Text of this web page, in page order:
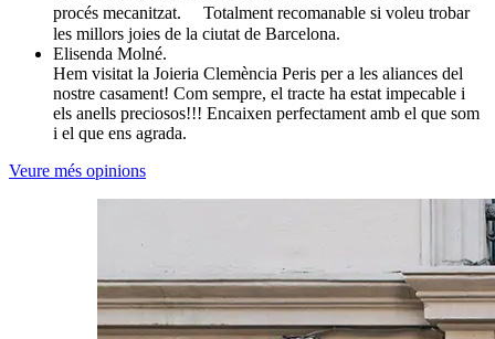
procés mecanitzat. Totalment recomanable si voleu trobar
les millors joies de la ciutat de Barcelona.
Elisenda Molné.
Hem visitat la Joieria Clemència Peris per a les aliances del
nostre casament! Com sempre, el tracte ha estat impecable i
els anells preciosos!!! Encaixen perfectament amb el que som
i el que ens agrada.
Veure més opinions